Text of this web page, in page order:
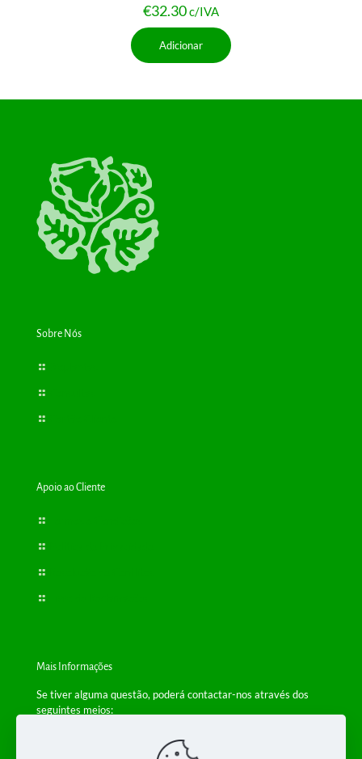
€32.30c/IVA
Adicionar
Sobre Nós
Apoio ao Cliente
Mais Informações
Se tiver alguma questão, poderá contactar-nos através dos
seguintes meios:
Telefone: +(351) 229 554 650
(Chamada para a rede fixa nacional)